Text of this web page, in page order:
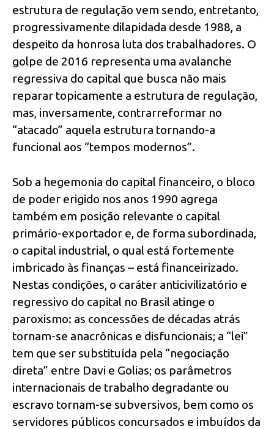
estrutura de regulação vem sendo, entretanto,
progressivamente dilapidada desde 1988, a
despeito da honrosa luta dos trabalhadores. O
golpe de 2016 representa uma avalanche
regressiva do capital que busca não mais
reparar topicamente a estrutura de regulação,
mas, inversamente, contrarreformar no
“atacado” aquela estrutura tornando-a
funcional aos “tempos modernos”.
Sob a hegemonia do capital financeiro, o bloco
de poder erigido nos anos 1990 agrega
também em posição relevante o capital
primário-exportador e, de forma subordinada,
o capital industrial, o qual está fortemente
imbricado às finanças – está financeirizado.
Nestas condições, o caráter anticivilizatório e
regressivo do capital no Brasil atinge o
paroxismo: as concessões de décadas atrás
tornam-se anacrônicas e disfuncionais; a “lei”
tem que ser substituída pela “negociação
direta” entre Davi e Golias; os parâmetros
internacionais de trabalho degradante ou
escravo tornam-se subversivos, bem como os
servidores públicos concursados e imbuídos da